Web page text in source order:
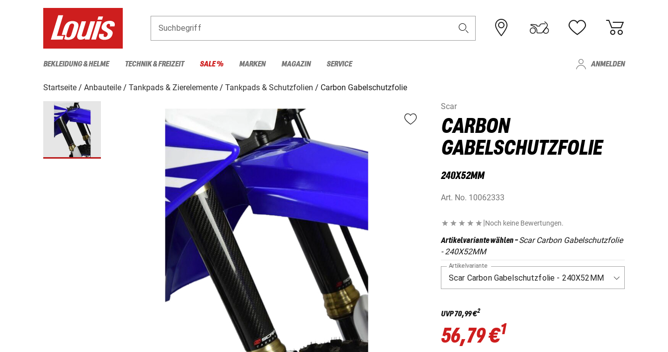
Suchbegriff
BEKLEIDUNG & HELME TECHNIK & FREIZEIT SALE % MARKEN MAGAZIN SERVICE ANMELDEN
Startseite Anbauteile Tankpads & Zierelemente Tankpads & Schutzfolien
Carbon Gabelschutzfolie
Scar
CARBON
GABELSCHUTZFOLIE
240X52MM
Art. No. 10062333
|Noch keine Bewertungen.
Artikelvariante wählen-Scar Carbon Gabelschutzfolie
- 240X52MM
Artikelvariante
UVP70,99 €2
56,79 €1